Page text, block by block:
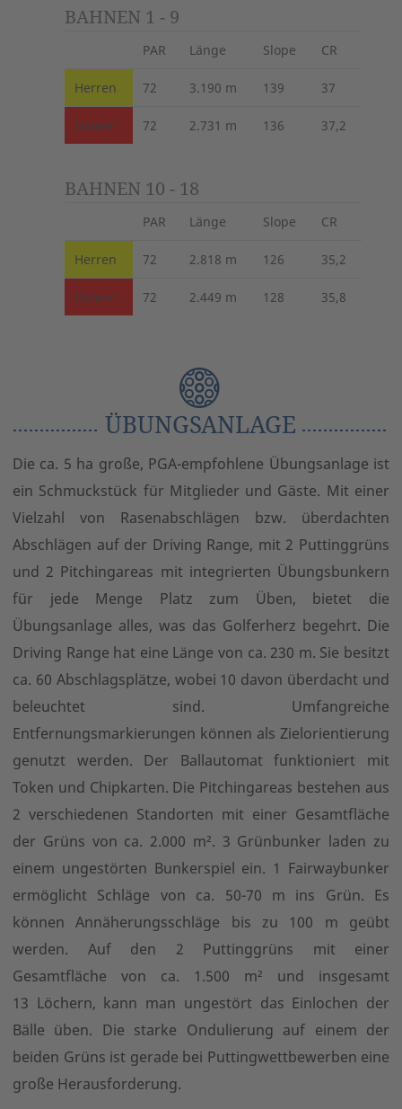
BAHNEN 1 - 9
PAR Länge Slope CR
Herren 72 3.190 m 139 37
Damen 72 2.731 m 136 37,2
BAHNEN 10 - 18
PAR Länge Slope CR
Herren 72 2.818 m 126 35,2
Damen 72 2.449 m 128 35,8
ÜBUNGSANLAGE
Die ca. 5 ha große, PGA-empfohlene Übungsanlage ist
ein Schmuckstück für Mitglieder und Gäste. Mit einer
Vielzahl von Rasenabschlägen bzw. überdachten
Abschlägen auf der Driving Range, mit 2 Puttinggrüns
und 2 Pitchingareas mit integrierten Übungsbunkern
für jede Menge Platz zum Üben, bietet die
Übungsanlage alles, was das Golferherz begehrt. Die
Driving Range hat eine Länge von ca. 230 m. Sie besitzt
ca. 60 Abschlagsplätze, wobei 10 davon überdacht und
beleuchtet sind. Umfangreiche
Entfernungsmarkierungen können als Zielorientierung
genutzt werden. Der Ballautomat funktioniert mit
Token und Chipkarten. Die Pitchingareas bestehen aus
2 verschiedenen Standorten mit einer Gesamtfläche
der Grüns von ca. 2.000 m². 3 Grünbunker laden zu
einem ungestörten Bunkerspiel ein. 1 Fairwaybunker
ermöglicht Schläge von ca. 50-70 m ins Grün. Es
können Annäherungsschläge bis zu 100 m geübt
werden. Auf den 2 Puttinggrüns mit einer
Gesamtfläche von ca. 1.500 m² und insgesamt
13 Löchern, kann man ungestört das Einlochen der
Bälle üben. Die starke Ondulierung auf einem der
beiden Grüns ist gerade bei Puttingwettbewerben eine
große Herausforderung.